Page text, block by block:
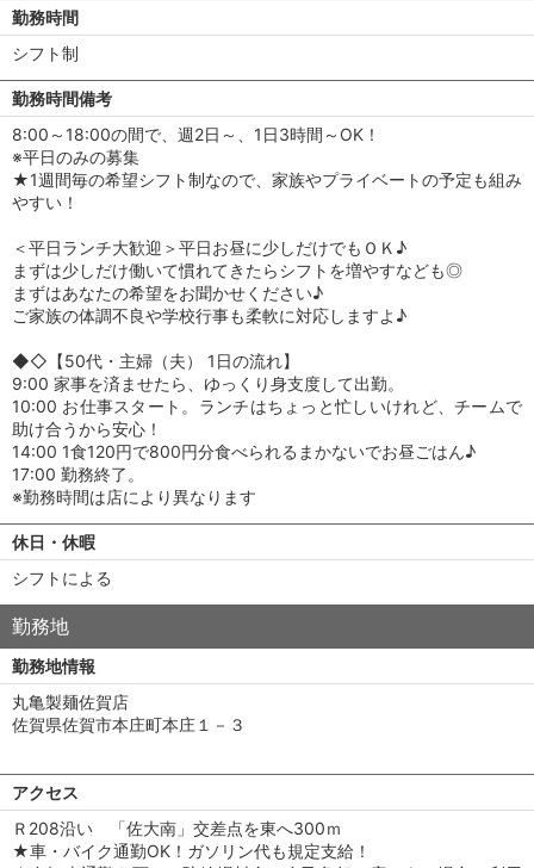
勤務時間
シフト制
勤務時間備考
8:00～18:00の間で、週2日～、1日3時間～OK！
※平日のみの募集
★1週間毎の希望シフト制なので、家族やプライベートの予定も組み
やすい！
＜平日ランチ大歓迎＞平日お昼に少しだけでもＯＫ♪
まずは少しだけ働いて慣れてきたらシフトを増やすなども◎
まずはあなたの希望をお聞かせください♪
ご家族の体調不良や学校行事も柔軟に対応しますよ♪
◆◇【50代・主婦（夫） 1日の流れ】
9:00 家事を済ませたら、ゆっくり身支度して出勤。
10:00 お仕事スタート。ランチはちょっと忙しいけれど、チームで
助け合うから安心！
14:00 1食120円で800円分食べられるまかないでお昼ごはん♪
17:00 勤務終了。
※勤務時間は店により異なります
休日・休暇
シフトによる
勤務地
勤務地情報
丸亀製麺佐賀店
佐賀県佐賀市本庄町本庄１－３
アクセス
Ｒ208沿い 「佐大南」交差点を東へ300ｍ
★車・バイク通勤OK！ガソリン代も規定支給！